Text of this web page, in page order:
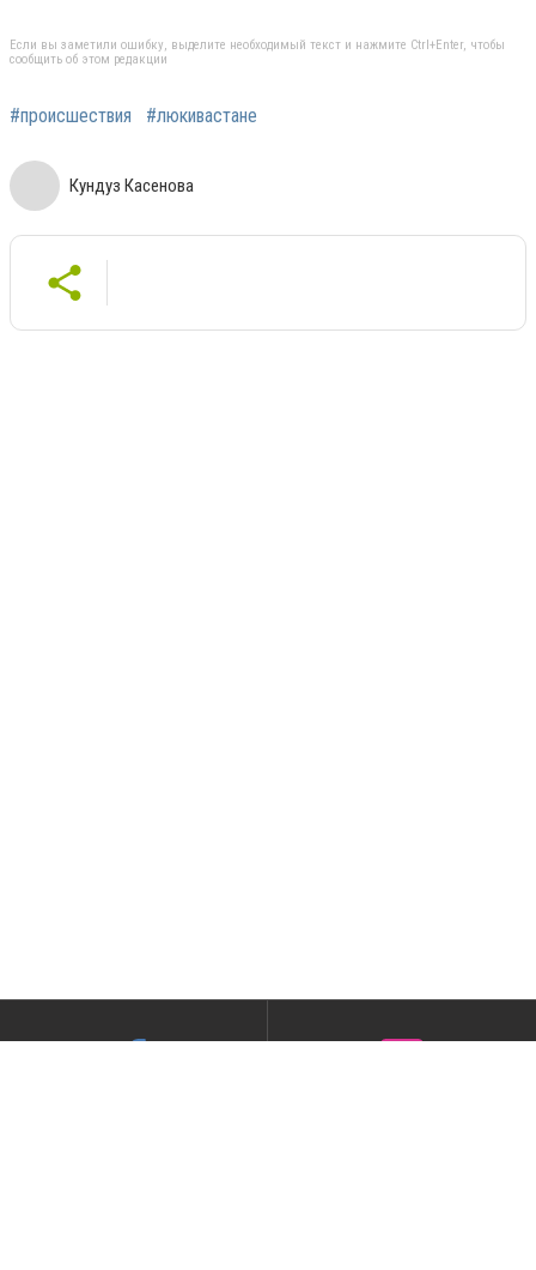
Если вы заметили ошибку, выделите необходимый текст и нажмите Ctrl+Enter, чтобы
сообщить об этом редакции
#происшествия #люкивастане
Кундуз Касенова